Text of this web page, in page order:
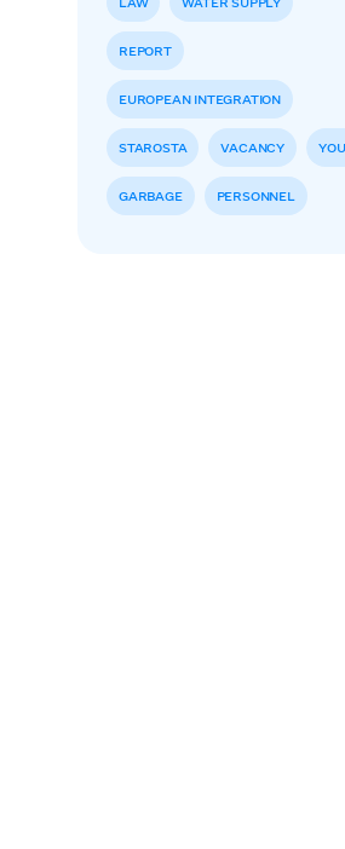
REPORT
EUROPEAN INTEGRATION
STAROSTA VACANCY
GARBAGE PERSONNEL